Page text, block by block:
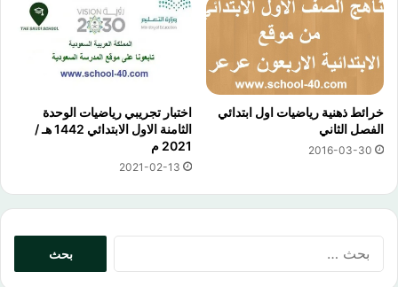
خرائط ذهنية رياضيات اول ابتدائي
الفصل الثاني
2016-03-30
اختبار تجريبي رياضيات الوحدة
الثامنة الاول الابتدائي 1442 هـ /
2021 م
2021-02-13